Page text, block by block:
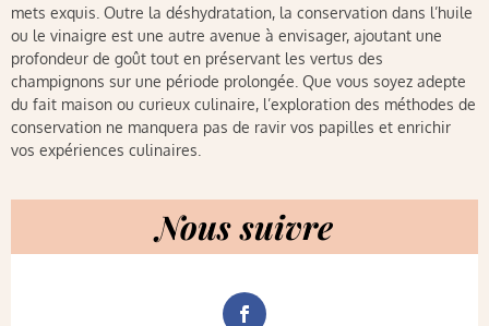
mets exquis. Outre la déshydratation, la conservation dans l’huile
ou le vinaigre est une autre avenue à envisager, ajoutant une
profondeur de goût tout en préservant les vertus des
champignons sur une période prolongée. Que vous soyez adepte
du fait maison ou curieux culinaire, l’exploration des méthodes de
conservation ne manquera pas de ravir vos papilles et enrichir
vos expériences culinaires.
Nous suivre